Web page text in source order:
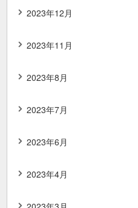
2023年12月
2023年11月
2023年8月
2023年7月
2023年6月
2023年4月